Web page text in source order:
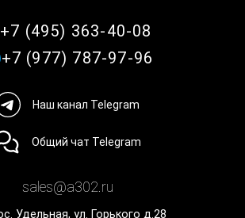
Удельная, ул. Горького д.28
+7 (495) 363-40-08
+7 (977) 787-97-96
Наш канал Telegram
Общий чат Telegram
sales@a302.ru